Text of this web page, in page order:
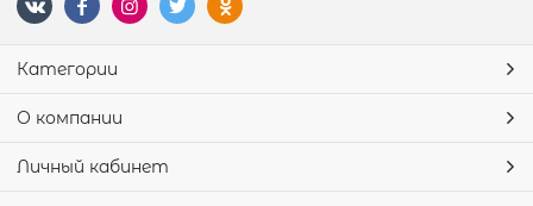
Категории
О компании
Личный кабинет